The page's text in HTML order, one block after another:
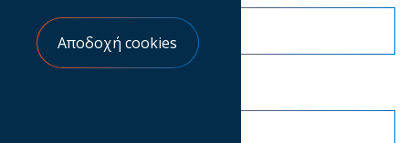
Αποδοχή cookies